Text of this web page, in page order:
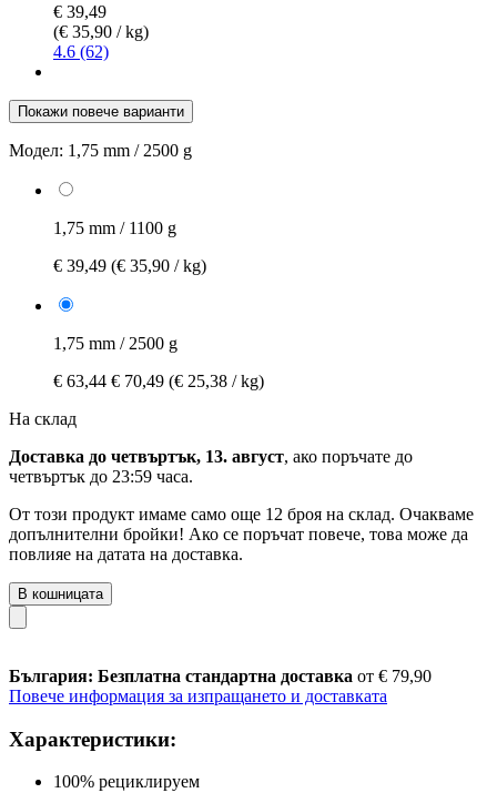
€ 39,49
(€ 35,90 / kg)
4.6 (62)
Покажи повече варианти
Модел: 1,75 mm / 2500 g
1,75 mm / 1100 g
€ 39,49 (€ 35,90 / kg)
1,75 mm / 2500 g
€ 63,44 € 70,49 (€ 25,38 / kg)
На склад
Доставка до четвъртък, 13. август, ако поръчате до
четвъртък до 23:59 часа.
От този продукт имаме само още 12 броя на склад. Очакваме
допълнителни бройки! Ако се поръчат повече, това може да
повлияе на датата на доставка.
В кошницата
България: Безплатна стандартна доставка от € 79,90
Повече информация за изпращането и доставката
Характеристики:
100% рециклируем